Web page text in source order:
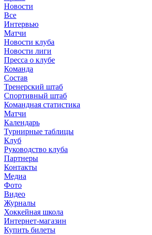
Новости
Все
Интервью
Матчи
Новости клуба
Новости лиги
Пресса о клубе
Команда
Состав
Тренерский штаб
Спортивный штаб
Командная статистика
Матчи
Календарь
Турнирные таблицы
Клуб
Руководство клуба
Партнеры
Контакты
Медиа
Фото
Видео
Журналы
Хоккейная школа
Интернет-магазин
Купить билеты